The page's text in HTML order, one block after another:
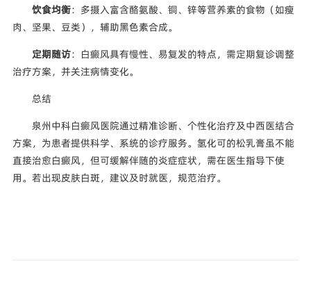
饮食均衡：多摄入富含酪氨酸、铜、锌等营养素的食物（如瘦
肉、坚果、豆类），辅助黑色素合成。
定期随访：白癜风具有慢性、易复发的特点，需定期复诊调整
治疗方案，并关注病情变化。
总结
泉州中科白癜风医院通过精准诊断、个性化治疗及中西医结合
方案，为患者提供科学、系统的诊疗服务。氢化可的松乳膏虽不能
直接治愈白癜风，但可缓解伴随的炎症症状，需在医生指导下使
用。若出现皮肤白斑，建议及时就医，规范治疗。